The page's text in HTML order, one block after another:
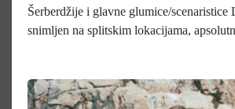
Šerberdžije i glavne glumice/scenaristice
snimljen na splitskim lokacijama,